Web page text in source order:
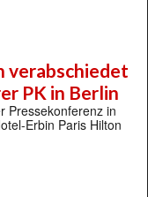
verabschiedet
PK in Berlin
Pressekonferenz in
Erbin Paris Hilton